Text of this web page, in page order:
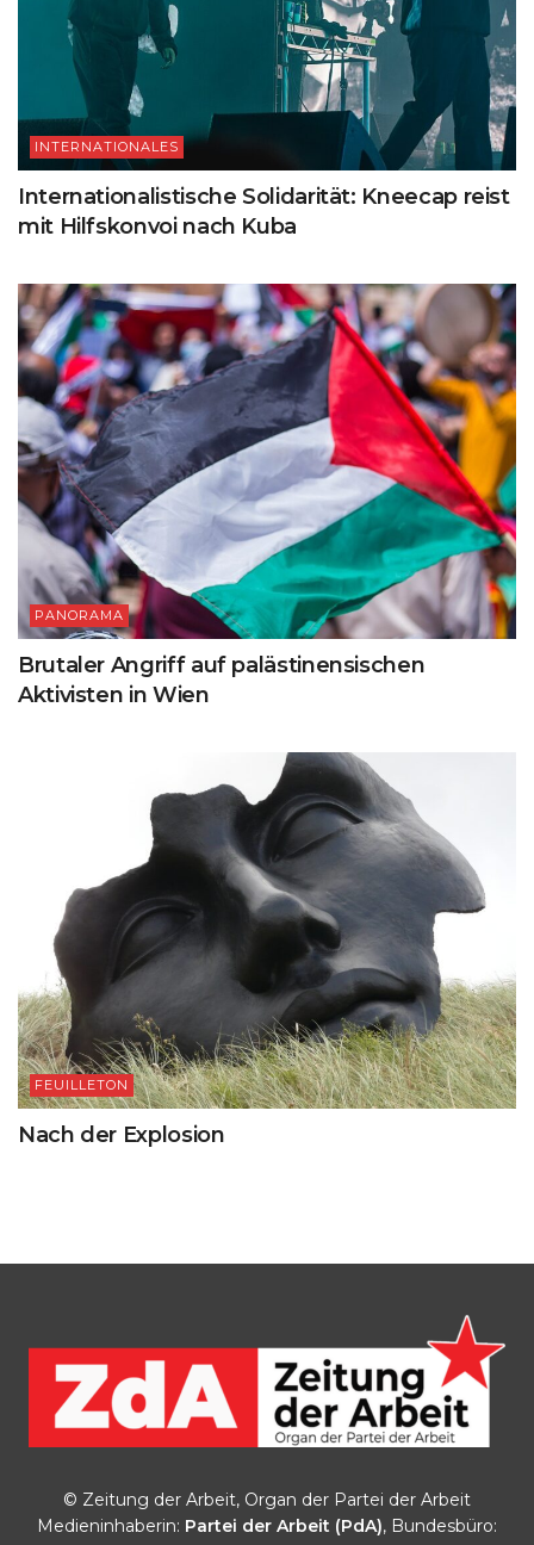
INTERNATIONALES
Internationalistische Solidarität: Kneecap reist
mit Hilfskonvoi nach Kuba
PANORAMA
Brutaler Angriff auf palästinensischen
Aktivisten in Wien
FEUILLETON
Nach der Explosion
© Zeitung der Arbeit, Organ der Partei der Arbeit
Medieninhaberin: Partei der Arbeit (PdA), Bundesbüro: